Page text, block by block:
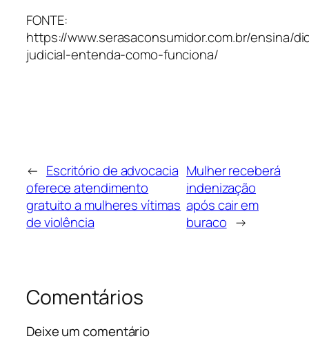
FONTE:
https://www.serasaconsumidor.com.br/ensina/
judicial-entenda-como-funciona/
← Escritório de advocacia
oferece atendimento
gratuito a mulheres vítimas
de violência
Mulher receberá
indenização
após cair em
buraco →
Comentários
Deixe um comentário